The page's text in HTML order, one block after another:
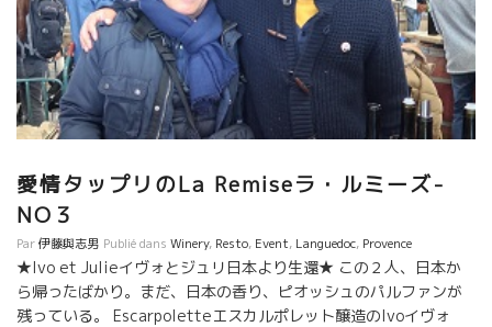
ブ・パッション・デュ・ヴァン 竹下 （筆）
愛情タップリのLa Remiseラ・ルミーズ-
NO３
Par伊藤與志男 Publié dans Winery, Resto, Event, Languedoc, Provence
★Ivo et Julieイヴォとジュリ日本より生還★ この２人、日本か
ら帰ったばかり。まだ、日本の香り、ピオッシュのパルファンが
残っている。 Escarpoletteエスカルポレット醸造のIvoイヴォ